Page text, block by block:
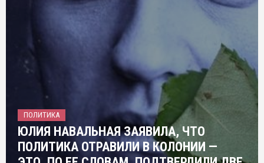
ПОЛИТИКА
ЮЛИЯ НАВАЛЬНАЯ ЗАЯВИЛА, ЧТО
ПОЛИТИКА ОТРАВИЛИ В КОЛОНИИ —